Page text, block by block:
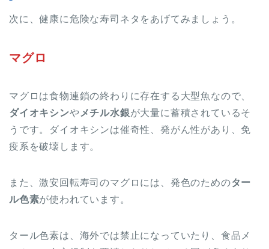
次に、健康に危険な寿司ネタをあげてみましょう。
マグロ
マグロは食物連鎖の終わりに存在する大型魚なので、
ダイオキシンや メチル水銀が大量に蓄積されているそ
うです。ダイオキシンは催奇性、発がん性があり、免
疫系を破壊します。
また、激安回転寿司のマグロには、発色のためのター
ル色素が使われています。
タール色素は、海外では禁止になっていたり、食品メ